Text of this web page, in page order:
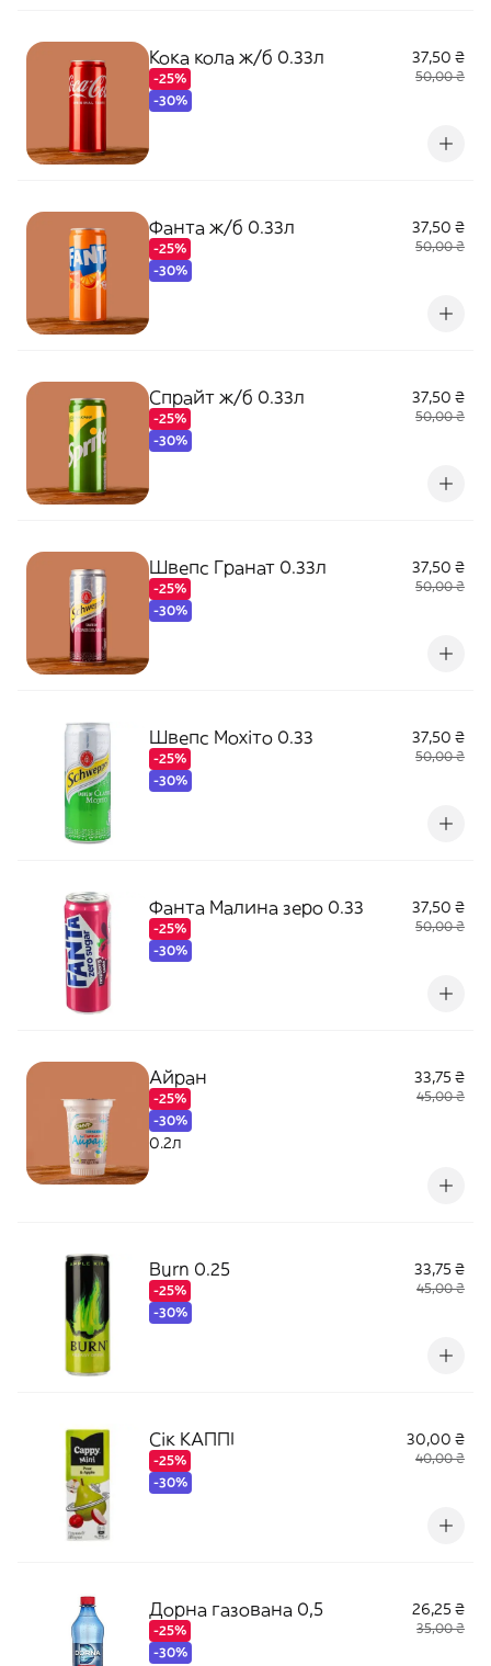
Кока кола ж/б 0.33л
-25%
-30%
37,50 ₴
50,00 ₴
Фанта ж/б 0.33л
-25%
-30%
37,50 ₴
50,00 ₴
Спрайт ж/б 0.33л
-25%
-30%
37,50 ₴
50,00 ₴
Швепс Гранат 0.33л
-25%
-30%
37,50 ₴
50,00 ₴
Швепс Мохіто 0.33
-25%
-30%
37,50 ₴
50,00 ₴
Фанта Малина зеро 0.33
-25%
-30%
37,50 ₴
50,00 ₴
Айран
-25%
-30%
33,75 ₴
45,00 ₴
0.2л
Burn 0.25
-25%
-30%
33,75 ₴
45,00 ₴
Сік КАППІ
-25%
-30%
30,00 ₴
40,00 ₴
Дорна газована 0,5
-25%
-30%
26,25 ₴
35,00 ₴